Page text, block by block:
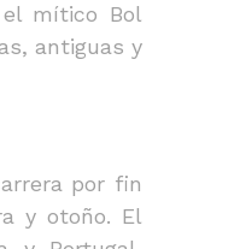
mítico Bol
antiguas y
por fin
y otoño. El